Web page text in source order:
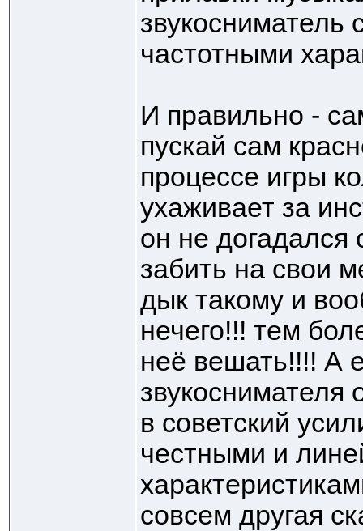
звукосниматель
частотными
И правильно -
пускай сам
процессе игры
ухаживает за
он не догадался
забить на свои
дык такому и
нечего!!! тем
неё вешать!!!! А
звукоснимателя
в советский
честными и
совсем другая